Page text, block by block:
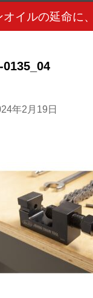
イルの延命に、
0135_04
年2月19日